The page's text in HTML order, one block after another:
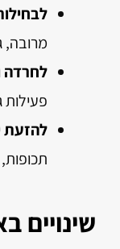
מרובה,
לחרדה
פעילות
להזעת
שינויים